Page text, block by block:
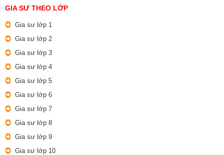
GIA SƯ THEO LỚP
Gia sư lớp 1
Gia sư lớp 2
Gia sư lớp 3
Gia sư lớp 4
Gia sư lớp 5
Gia sư lớp 6
Gia sư lớp 7
Gia sư lớp 8
Gia sư lớp 9
Gia sư lớp 10